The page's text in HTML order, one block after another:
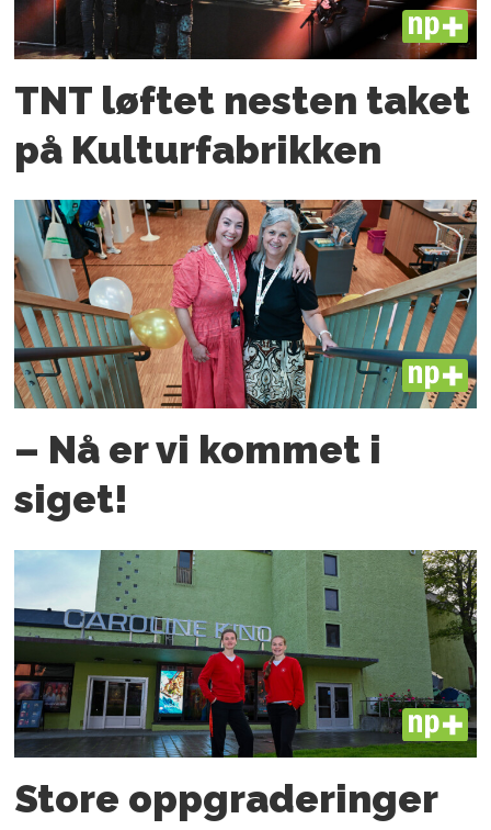
PLUS
TNT løftet nesten taket
på Kulturfabrikken
PLUS
– Nå er vi kommet i
siget!
PLUS
Store oppgraderinger